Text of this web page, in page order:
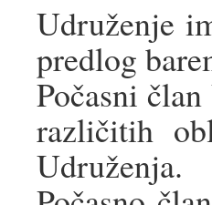
Udruženje
predlog
Počasni
različitih
Udruženja.